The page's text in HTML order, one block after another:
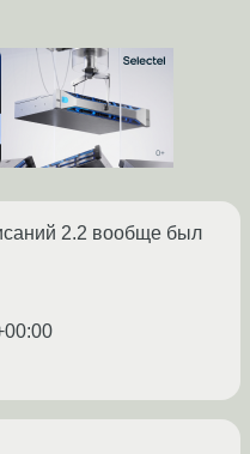
2.2 вообще был